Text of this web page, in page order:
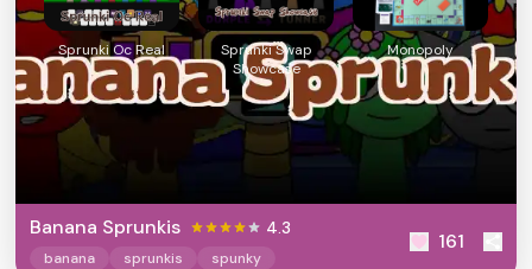
Sprunki Oc Real
Sprunki Swap
Showcase
Monopoly
Banana Sprunkis 4.3
banana sprunkis spunky
161